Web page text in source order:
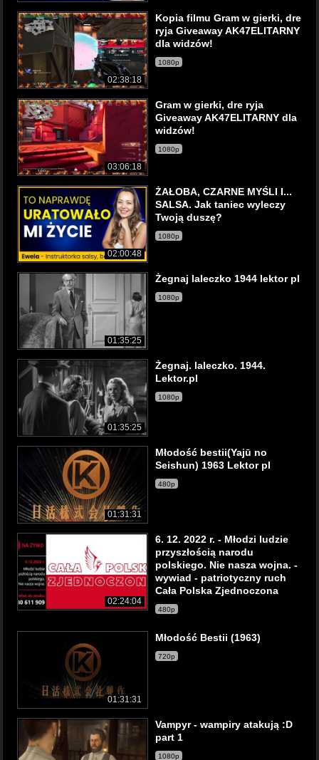
02:38:18
Kopia filmu Gram w gierki, dre
ryja Giveaway AK47ELITARNY
dla widzów!
1080p
03:06:18
Gram w gierki, dre ryja
Giveaway AK47ELITARNY dla
widzów!
1080p
02:00:48
ŻAŁOBA, CZARNE MYŚLI I...
SALSA. Jak taniec wyleczy
Twoją duszę?
1080p
01:35:25
Żegnaj laleczko 1944 lektor pl
1080p
01:35:25
Żegnaj. laleczko. 1944.
Lektor.pl
1080p
01:31:31
Młodość bestii(Yajū no
Seishun) 1963 Lektor pl
480p
02:24:04
6. 12. 2022 r. - Młodzi ludzie
przyszłością narodu
polskiego. Nie nasza wojna. -
wywiad - patriotyczny ruch
Cała Polska Zjednoczona
480p
01:31:31
Młodość Bestii (1963)
720p
Vampyr - wampiry atakują :D
part 1
1080p